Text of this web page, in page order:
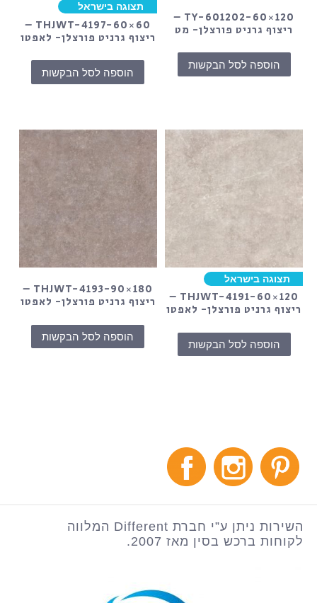
TY-601202-60×120 –
ריצוף גרניט פורצלן- מט
הוספה לסל הבקשות
תצוגה בישראל
THJWT-4197-60×60 –
ריצוף גרניט פורצלן- לאפטו
הוספה לסל הבקשות
תצוגה בישראל
THJWT-4191-60×120 –
ריצוף גרניט פורצלן- לאפטו
הוספה לסל הבקשות
THJWT-4193-90×180 –
ריצוף גרניט פורצלן- לאפטו
הוספה לסל הבקשות
השירות ניתן ע”י חברת Different המלווה
לקוחות ברכש בסין מאז 2007.